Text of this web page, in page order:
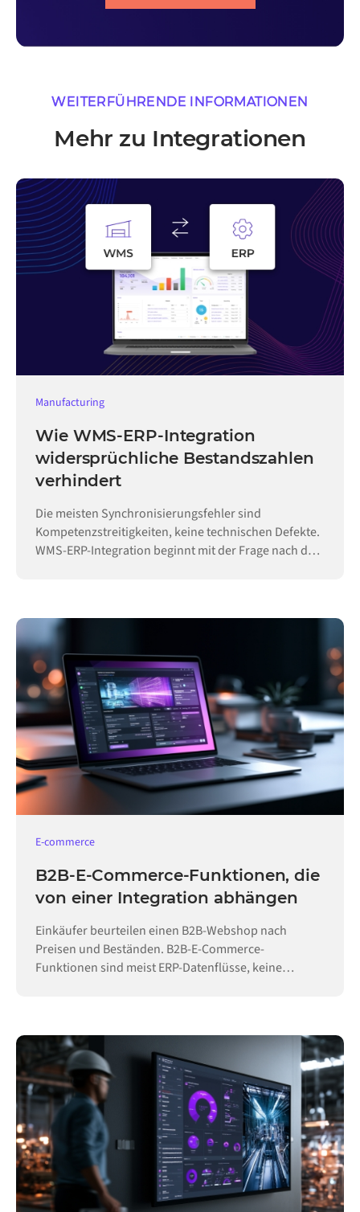
WEITERFÜHRENDE INFORMATIONEN
Mehr zu Integrationen
Manufacturing
Wie WMS-ERP-Integration
widersprüchliche Bestandszahlen
verhindert
Die meisten Synchronisierungsfehler sind
Kompetenzstreitigkeiten, keine technischen Defekte.
WMS-ERP-Integration beginnt mit der Frage nach der
E-commerce
B2B-E-Commerce-Funktionen, die
von einer Integration abhängen
Einkäufer beurteilen einen B2B-Webshop nach
Preisen und Beständen. B2B-E-Commerce-
Funktionen sind meist ERP-Datenflüsse, keine